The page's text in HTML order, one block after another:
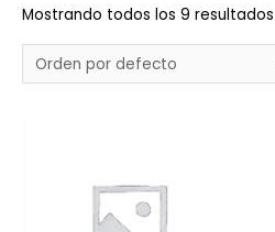
Mostrando todos los 9 resultados